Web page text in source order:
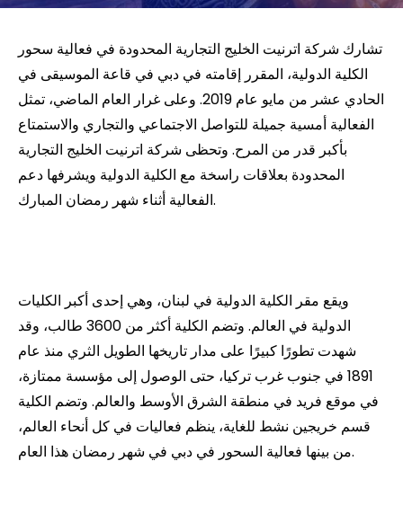
تشارك شركة اترنيت الخليج التجارية المحدودة في فعالية سحور
الكلية الدولية، المقرر إقامته في دبي في قاعة الموسيقى في
الحادي عشر من مايو عام 2019. وعلى غرار العام الماضي، تمثل
الفعالية أمسية جميلة للتواصل الاجتماعي والتجاري والاستمتاع
بأكبر قدر من المرح. وتحظى شركة اترنيت الخليج التجارية
المحدودة بعلاقات راسخة مع الكلية الدولية ويشرفها دعم
الفعالية أثناء شهر رمضان المبارك.
ويقع مقر الكلية الدولية في لبنان، وهي إحدى أكبر الكليات
الدولية في العالم. وتضم الكلية أكثر من 3600 طالب، وقد
شهدت تطورًا كبيرًا على مدار تاريخها الطويل الثري منذ عام
1891 في جنوب غرب تركيا، حتى الوصول إلى مؤسسة ممتازة،
في موقع فريد في منطقة الشرق الأوسط والعالم. وتضم الكلية
قسم خريجين نشط للغاية، ينظم فعاليات في كل أنحاء العالم،
من بينها فعالية السحور في دبي في شهر رمضان هذا العام.